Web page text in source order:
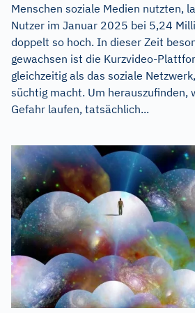
Menschen soziale Medien nutzten,
Nutzer im Januar 2025 bei 5,24
doppelt so hoch. In dieser Zeit
gewachsen ist die Kurzvideo-
gleichzeitig als das soziale
süchtig macht. Um herauszufinden,
Gefahr laufen, tatsächlich...